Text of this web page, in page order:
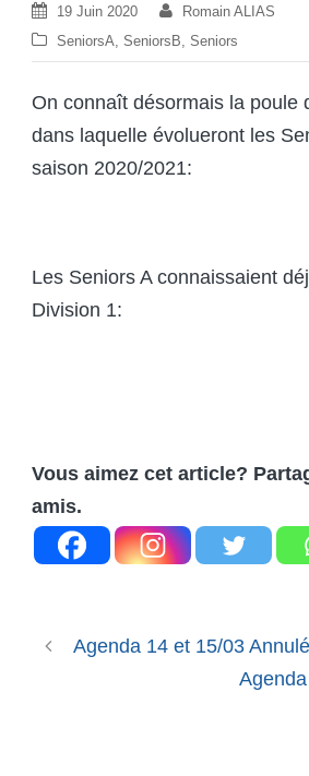
19 Juin 2020
Romain ALIAS
SeniorsA, SeniorsB, Seniors
On connaît désormais la poule
dans laquelle évolueront les
saison 2020/2021:
Les Seniors A connaissaient
Division 1:
Vous aimez cet article?
amis.
Agenda 14 et 15/03 Annulé